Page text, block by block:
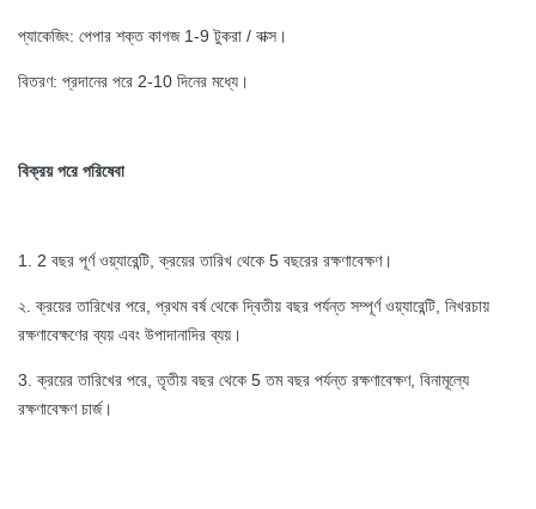
প্যাকেজিং: পেপার শক্ত কাগজ 1-9 টুকরা / বাক্স।
বিতরণ: প্রদানের পরে 2-10 দিনের মধ্যে।
বিক্রয় পরে পরিষেবা
1. 2 বছর পূর্ণ ওয়্যারেন্টি, ক্রয়ের তারিখ থেকে 5 বছরের রক্ষণাবেক্ষণ।
২. ক্রয়ের তারিখের পরে, প্রথম বর্ষ থেকে দ্বিতীয় বছর পর্যন্ত সম্পূর্ণ ওয়্যারেন্টি, নিখরচায়
রক্ষণাবেক্ষণের ব্যয় এবং উপাদানাদির ব্যয়।
3. ক্রয়ের তারিখের পরে, তৃতীয় বছর থেকে 5 তম বছর পর্যন্ত রক্ষণাবেক্ষণ, বিনামূল্যে
রক্ষণাবেক্ষণ চার্জ।